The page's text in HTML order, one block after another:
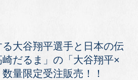
大谷翔平選手と日本の伝
だるま」の「大谷翔平×
量限定受注販売！！